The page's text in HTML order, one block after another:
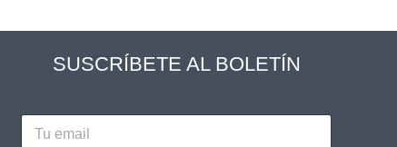
SUSCRÍBETE AL BOLETÍN
E